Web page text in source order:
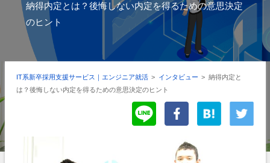
納得内定とは？後悔しない内定を得るための意思決定
のヒント
IT系新卒採用支援サービス｜エンジニア就活 > インタビュー > 納得内定と
は？後悔しない内定を得るための意思決定のヒント